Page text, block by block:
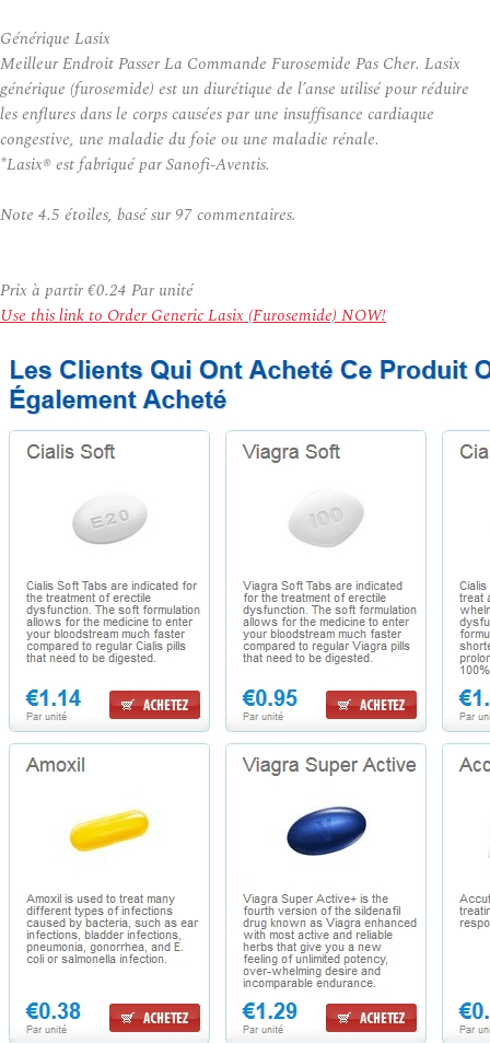
Générique Lasix
Meilleur Endroit Passer La Commande Furosemide Pas Cher. Lasix
générique (furosemide) est un diurétique de l’anse utilisé pour réduire
les enflures dans le corps causées par une insuffisance cardiaque
congestive, une maladie du foie ou une maladie rénale.
*Lasix® est fabriqué par Sanofi-Aventis.
Note 4.5 étoiles, basé sur 97commentaires.
Prix à partir€0.24 Par unité
Use this link to Order Generic Lasix (Furosemide) NOW!